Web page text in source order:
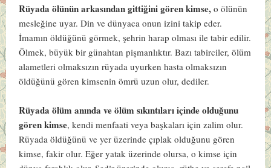
Rüyada ölünün arkasından gittiğini gören kimse, o ölünün
mesleğine uyar. Din ve dünyaca onun izini takip eder.
İmamın öldüğünü görmek, şehrin harap olması ile tabir edilir.
Ölmek, büyük bir günahtan pişmanlıktır. Bazı tabirciler, ölüm
alametleri olmaksızın rüyada uyurken hasta olmaksızın
öldüğünü gören kimsenin ömrü uzun olur, dediler.
Rüyada ölüm anında ve ölüm sıkıntıları içinde olduğunu
gören kimse, kendi menfaati veya başkaları için zalim olur.
Rüyada öldüğünü ve yer üzerinde çıplak olduğunu gören
kimse, fakir olur. Eğer yatak üzerinde olursa, o kimse için